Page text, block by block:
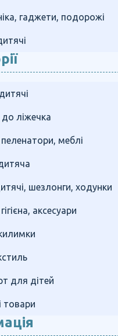
гаджети, подорожі
ліжечка
меблі
шезлонги, ходунки
аксесуари
для дітей
товари